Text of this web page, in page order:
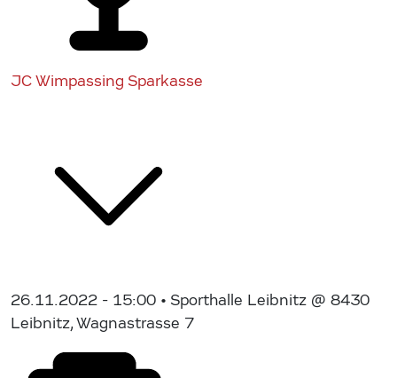
JC Wimpassing Sparkasse
26.11.2022 - 15:00 • Sporthalle Leibnitz @ 8430
Leibnitz, Wagnastrasse 7